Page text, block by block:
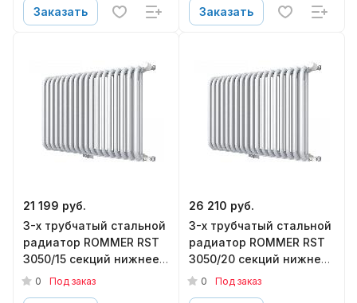
Заказать
(WHMA 0050)
термостатический
Заказать
21 199 руб.
3-х трубчатый стальной
радиатор ROMMER RST
3050/15 секций нижнее
подключение RAL9016
0 Под заказ
26 210 руб.
3-х трубчатый стальной
радиатор ROMMER RST
3050/20 секций нижнее
подключение RAL9016
0 Под заказ